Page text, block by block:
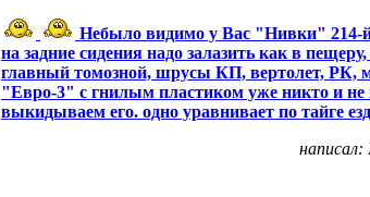
Небыло видимо у Вас "Нивки" 214-
на задние сидения надо залазить как в
главный томозной, шрусы КП, вертолет, РК,
"Евро-3" с гнилым пластиком уже никто и не
выкидываем его. одно уравнивает по тайге
написал: